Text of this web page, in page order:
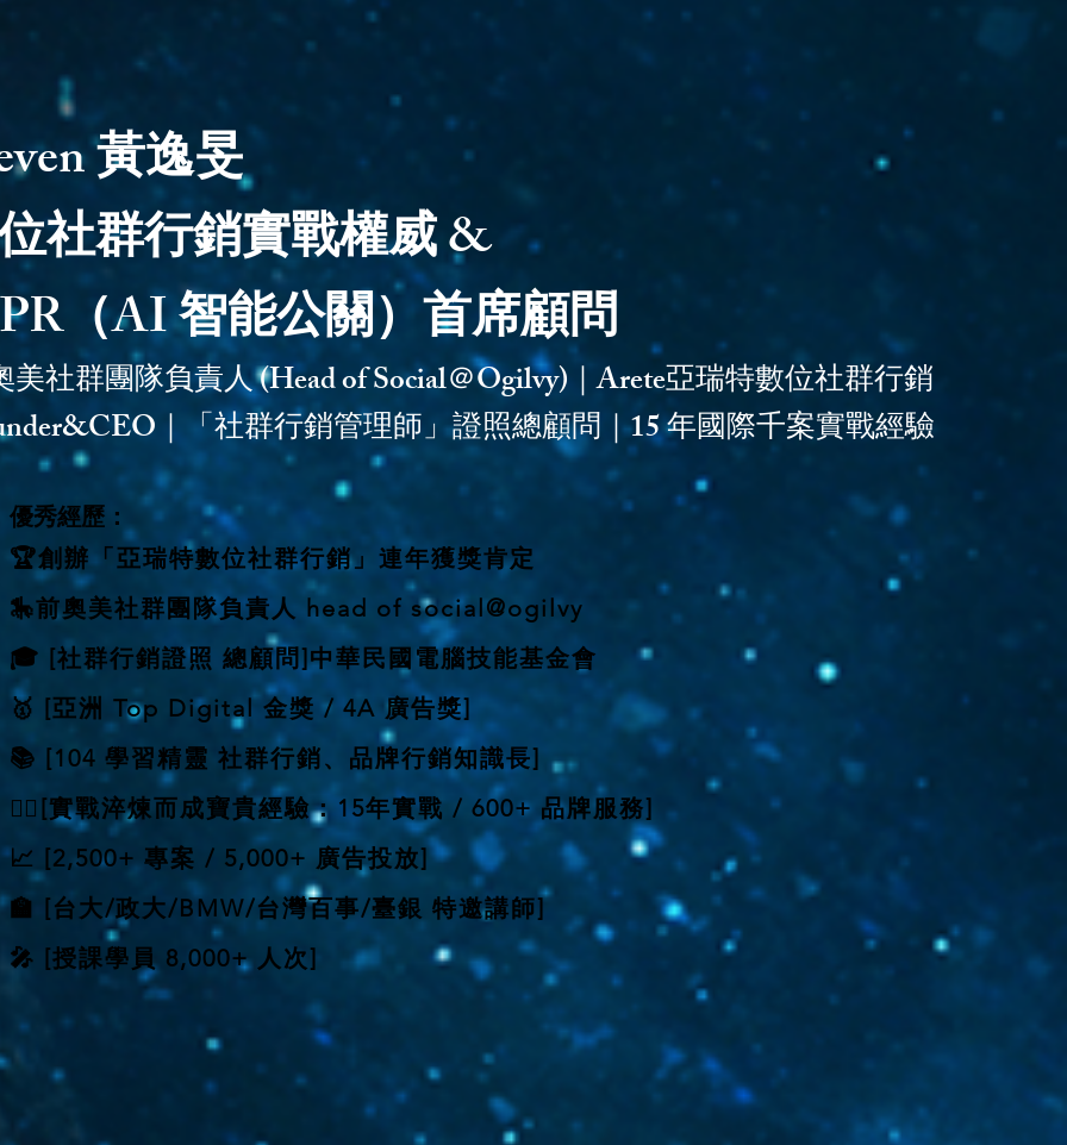
​優秀經歷：
🏆創辦「亞瑞特數位社群行銷」連年獲獎肯定
🎠前奧美社群團隊負責人 head of social@ogilvy
🎓 [社群行銷證照 總顧問]中華民國電腦技能基金會
🥇 [亞洲 Top Digital 金獎 / 4A 廣告獎]
📚 [104 學習精靈 社群行銷、品牌行銷知識長]
🏋️‍♂️[實戰淬煉而成寶貴經驗：15年實戰 / 600+ 品牌服務]
📈 [2,500+ 專案 / 5,000+ 廣告投放]
🏫 [台大/政大/BMW/台灣百事/臺銀 特邀講師]
🎤 [授課學員 8,000+ 人次]
黃逸旻
社群行銷實戰權威 &
（AI 智能公關）首席顧問
美社群團隊負責人 (Head of Social＠Ogilvy)｜Arete亞瑞特數位社群行銷
｜「社群行銷管理師」證照總顧問｜15 年國際千案實戰經驗